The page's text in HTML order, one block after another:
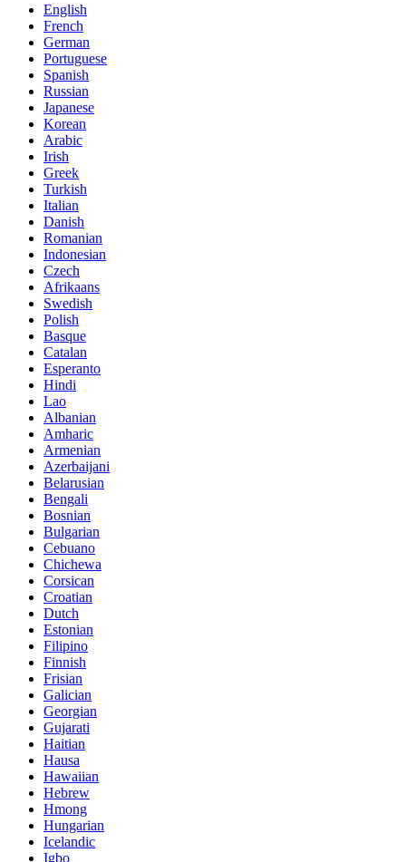
English
French
German
Portuguese
Spanish
Russian
Japanese
Korean
Arabic
Irish
Greek
Turkish
Italian
Danish
Romanian
Indonesian
Czech
Afrikaans
Swedish
Polish
Basque
Catalan
Esperanto
Hindi
Lao
Albanian
Amharic
Armenian
Azerbaijani
Belarusian
Bengali
Bosnian
Bulgarian
Cebuano
Chichewa
Corsican
Croatian
Dutch
Estonian
Filipino
Finnish
Frisian
Galician
Georgian
Gujarati
Haitian
Hausa
Hawaiian
Hebrew
Hmong
Hungarian
Icelandic
Igbo